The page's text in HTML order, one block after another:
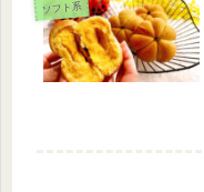
ソフト系